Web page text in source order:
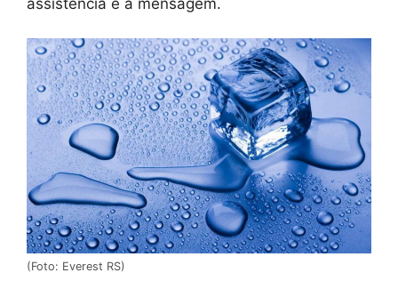
assistência e a mensagem.
(Foto: Everest RS)